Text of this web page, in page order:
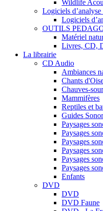
Wildlife
Logiciels d’analyse
Logiciels
OUTILS
Matériel
Livres, CD,
La librairie
CD Audio
Ambiances
Chants
Chauves-
Mammifères
Reptiles et
Guides
Paysages
Paysages
Paysages
Paysages
Paysages
Paysages
Enfants
DVD
DVD
DVD Faune